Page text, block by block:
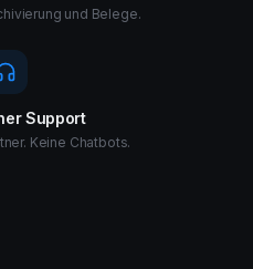
und Belege.
Support
Keine Chatbots.